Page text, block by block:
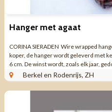
Hanger met agaat
CORINA SIERADEN Wire wrapped
koper, de hanger wordt geleverd met
6 cm. De winst wordt, zoals elk jaar,
Stichting ...Berkel en Rodenrijs, ZH